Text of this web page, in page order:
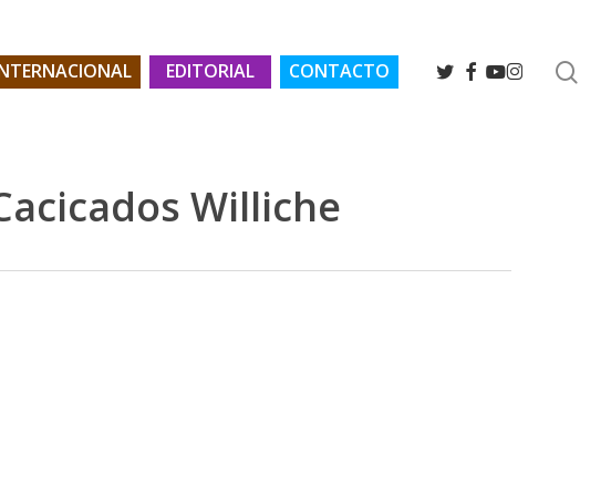
EDITORIAL CONTACTO TWITTER
FACEBOOK
YOUTUBE
INSTAGRAM
Williche